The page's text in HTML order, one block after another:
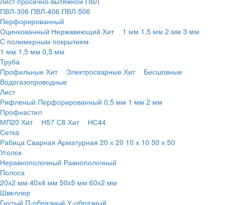
ПВЛ-306 ПВЛ-406 ПВЛ-506
Перфорированный
Оцинкованный Нержавеющий Хит 1 мм 1,5 мм 2 мм 3 мм
C полимерным покрытием
1 мм 1,5 мм 0,5 мм
Труба
Профильные Хит Электросварные Хит
Бесшовные
Водогазопроводные
Лист
Рифленый Перфорированный 0,5 мм 1 мм 2 мм
Профнастил
МП20 Хит Н57 С8 Хит
НС44
Сетка
Рабица Сварная Арматурная 20 х 20 10 х 10 50 х 50
Уголок
Неравнополочный Равнополочный
Полоса
20х2 мм 40х4 мм 50х5 мм 60х2 мм
Швеллер
Гнутый П-образный У-образный